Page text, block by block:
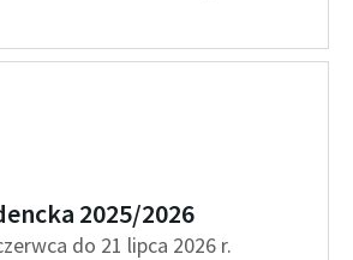
2025/2026
do 21 lipca 2026 r.